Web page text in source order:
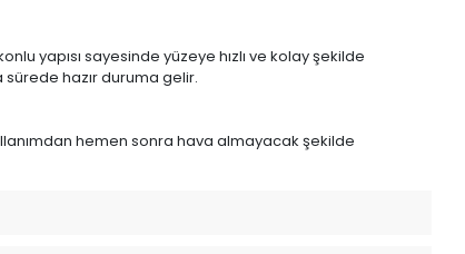
yapısı sayesinde yüzeye hızlı ve kolay şekilde
sürede hazır duruma gelir.
hemen sonra hava almayacak şekilde